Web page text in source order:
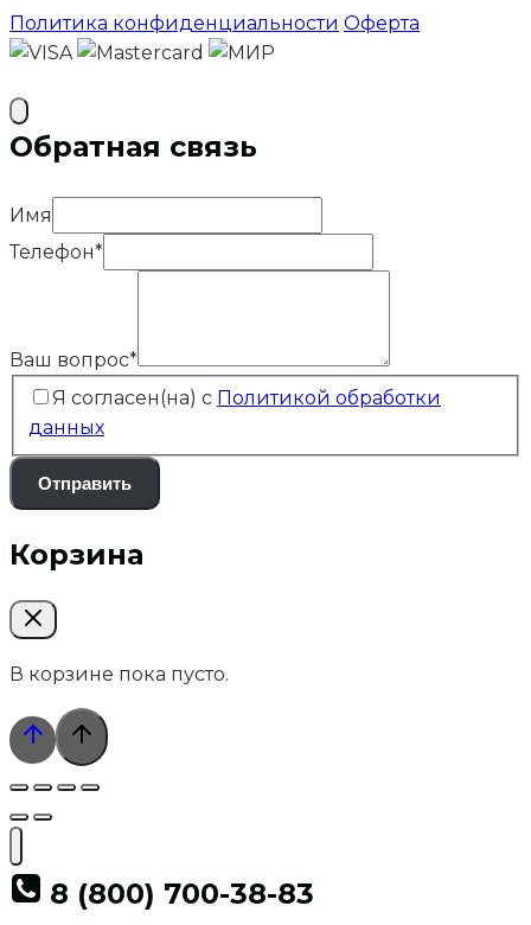
Политика конфиденциальности Оферта
Обратная связь
Имя
Телефон*
Ваш вопрос*
Я согласен(на) с Политикой обработки
данных
Отправить
Корзина
В корзине пока пусто.
8 (800) 700-38-83